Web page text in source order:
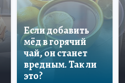
Если добавить
мёд в горячий
чай, он станет
вредным. Так ли
это?